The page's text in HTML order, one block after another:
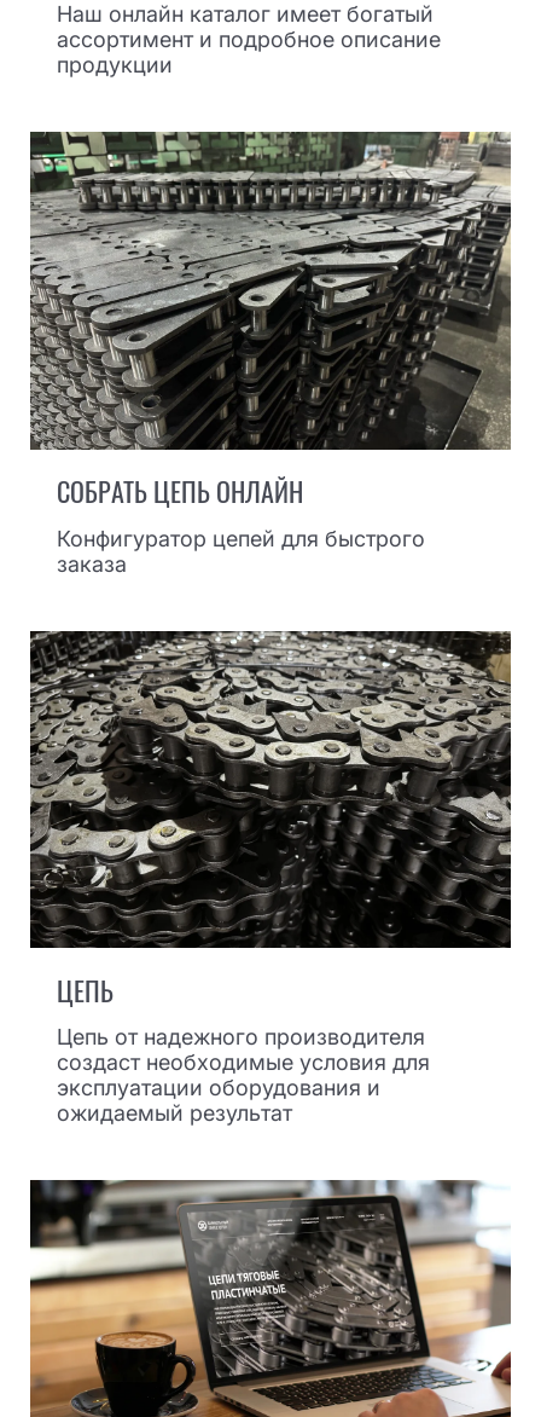
Наш онлайн каталог имеет богатый
ассортимент и подробное описание
продукции
СОБРАТЬ ЦЕПЬ ОНЛАЙН
Конфигуратор цепей для быстрого
заказа
ЦЕПЬ
Цепь от надежного производителя
создаст необходимые условия для
эксплуатации оборудования и
ожидаемый результат